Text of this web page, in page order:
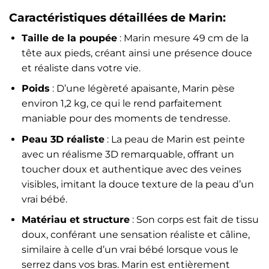
Caractéristiques détaillées de Marin:
Taille de la poupée: Marin mesure 49 cm de la
tête aux pieds, créant ainsi une présence douce
et réaliste dans votre vie.
Poids : D’une légèreté apaisante, Marin pèse
environ 1,2 kg, ce qui le rend parfaitement
maniable pour des moments de tendresse.
Peau 3D réaliste: La peau de Marin est peinte
avec un réalisme 3D remarquable, offrant un
toucher doux et authentique avec des veines
visibles, imitant la douce texture de la peau d’un
vrai bébé.
Matériau et structure: Son corps est fait de tissu
doux, conférant une sensation réaliste et câline,
similaire à celle d’un vrai bébé lorsque vous le
serrez dans vos bras. Marin est entièrement